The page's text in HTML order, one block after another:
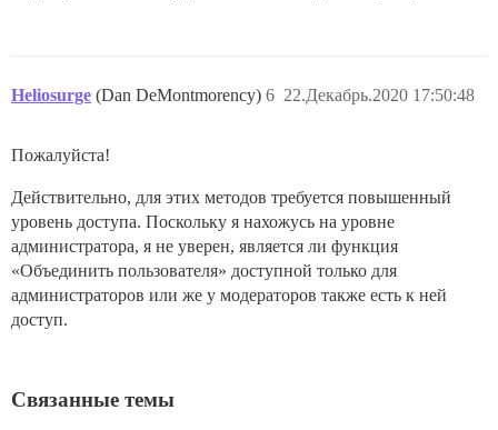
Heliosurge (Dan DeMontmorency) 22.Декабрь.2020 17:50:48
6
Пожалуйста!
Действительно, для этих методов требуется повышенный
уровень доступа. Поскольку я нахожусь на уровне
администратора, я не уверен, является ли функция
«Объединить пользователя» доступной только для
администраторов или же у модераторов также есть к ней
доступ.
Связанные темы